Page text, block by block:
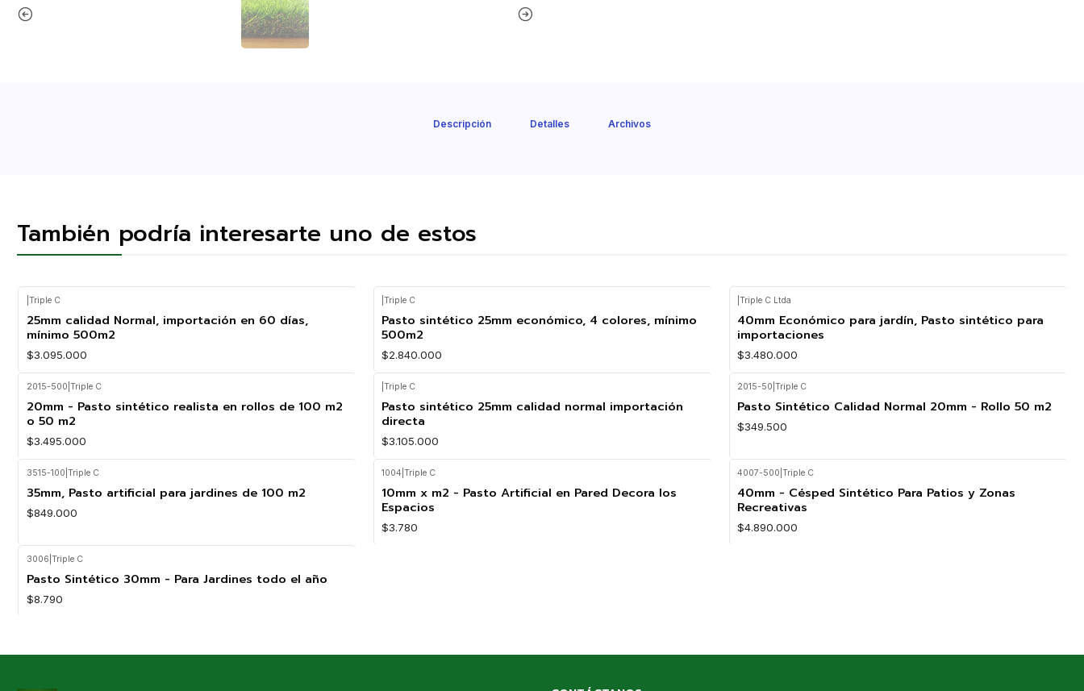
Descripción Detalles Archivos
También podría interesarte uno de estos
Triple C
25mm calidad Normal, importación en 60 días,
mínimo 500m2
$3.095.000
|Triple C
Pasto sintético 25mm económico, 4 colores, mínimo
500m2
$2.840.000
|Triple C Ltda
40mm Económico para jardín, Pasto sintético para
importaciones
$3.480.000
2015-500 Triple C
20mm - Pasto sintético realista en rollos de 100 m2
o 50 m2
$3.495.000
|Triple C
Pasto sintético 25mm calidad normal importación
directa
$3.105.000
2015-50 |Triple C
Pasto Sintético Calidad Normal 20mm - Rollo 50 m2
$349.500
3515-100 Triple C
35mm, Pasto artificial para jardines de 100 m2
$849.000
1004 |Triple C
10mm x m2 - Pasto Artificial en Pared Decora los
Espacios
$3.780
4007-500 |Triple C
40mm - Césped Sintético Para Patios y Zonas
Recreativas
$4.890.000
3006 Triple C
Pasto Sintético 30mm - Para Jardines todo el año
$8.790